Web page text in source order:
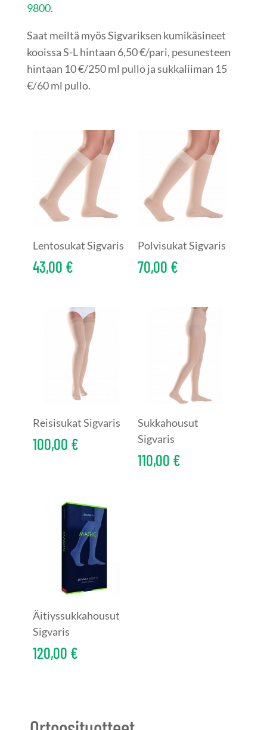
9800.
Saat meiltä myös Sigvariksen kumikäsineet
kooissa S-L hintaan 6,50 €/pari, pesunesteen
hintaan 10 €/250 ml pullo ja sukkaliiman 15
€/60 ml pullo.
Lentosukat Sigvaris
43,00 €
Polvisukat Sigvaris
70,00 €
Reisisukat Sigvaris
100,00 €
Sukkahousut
Sigvaris
110,00 €
Äitiyssukkahousut
Sigvaris
120,00 €